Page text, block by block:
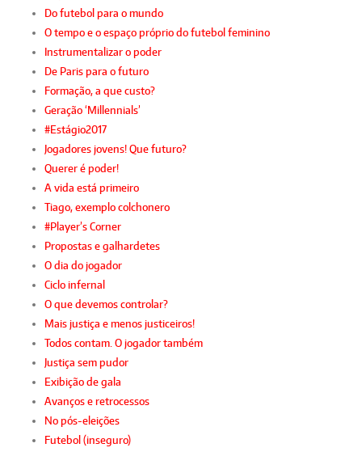
Do futebol para o mundo
O tempo e o espaço próprio do futebol feminino
Instrumentalizar o poder
De Paris para o futuro
Formação, a que custo?
Geração ‘Millennials’
#Estágio2017
Jogadores jovens! Que futuro?
Querer é poder!
A vida está primeiro
Tiago, exemplo colchonero
#Player’s Corner
Propostas e galhardetes
O dia do jogador
Ciclo infernal
O que devemos controlar?
Mais justiça e menos justiceiros!
Todos contam. O jogador também
Justiça sem pudor
Exibição de gala
Avanços e retrocessos
No pós-eleições
Futebol (inseguro)